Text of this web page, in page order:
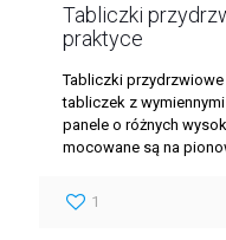
Tabliczki
praktyce
Tabliczki
tabliczek z
panele o różnych
mocowane są na
1